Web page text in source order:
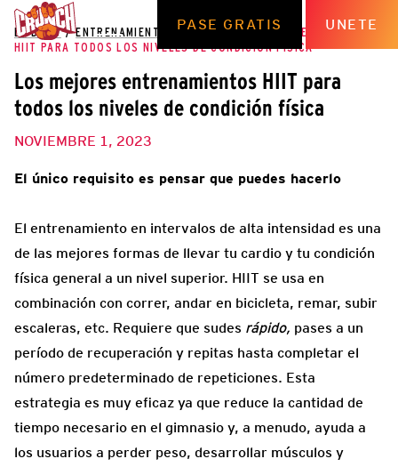
PASE GRATIS UNETE
EL BLOG / ENTRENAMIENTOS /
LOS MEJORES ENTRENAMIENTOS
HIIT PARA TODOS LOS NIVELES DE CONDICIÓN FÍSICA
Los mejores entrenamientos HIIT para
todos los niveles de condición física
NOVIEMBRE 1, 2023
El único requisito es pensar que puedes hacerlo
El entrenamiento en intervalos de alta intensidad es una
de las mejores formas de llevar tu cardio y tu condición
física general a un nivel superior. HIIT se usa en
combinación con correr, andar en bicicleta, remar, subir
escaleras, etc. Requiere que sudes rápido, pases a un
período de recuperación y repitas hasta completar el
número predeterminado de repeticiones. Esta
estrategia es muy eficaz ya que reduce la cantidad de
tiempo necesario en el gimnasio y, a menudo, ayuda a
los usuarios a perder peso, desarrollar músculos y